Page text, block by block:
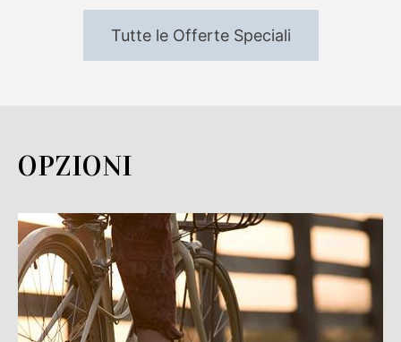
Tutte le Offerte Speciali
OPZIONI